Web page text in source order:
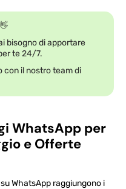
👋
bisogno di apportare
te 24/7.
con il nostro team di
WhatsApp per
e Offerte
WhatsApp raggiungono i